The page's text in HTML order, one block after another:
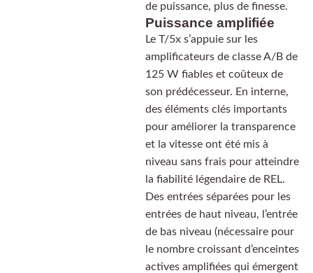
de puissance, plus de finesse.
Puissance amplifiée
Le T/5x s’appuie sur les
amplificateurs de classe A/B de
125 W fiables et coûteux de
son prédécesseur. En interne,
des éléments clés importants
pour améliorer la transparence
et la vitesse ont été mis à
niveau sans frais pour atteindre
la fiabilité légendaire de REL.
Des entrées séparées pour les
entrées de haut niveau, l’entrée
de bas niveau (nécessaire pour
le nombre croissant d’enceintes
actives amplifiées qui émergent